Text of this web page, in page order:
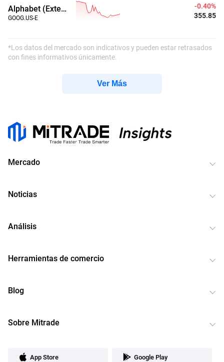
Alphabet (Extended Hours)
GOOG.US-E
-0.41%
355.82
*Los datos del mercado son indicativos y pueden estar retrasados
con fines informativos únicamente.
Ver Más
Mercado
Noticias
Análisis
Herramientas de comercio
Blog
Sobre Mitrade
App Store Google Play